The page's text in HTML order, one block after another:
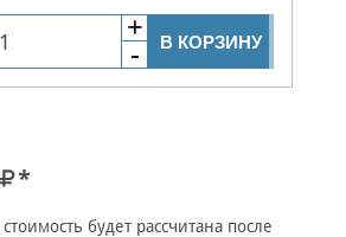
В КОРЗИНУ
*
будет рассчитана после